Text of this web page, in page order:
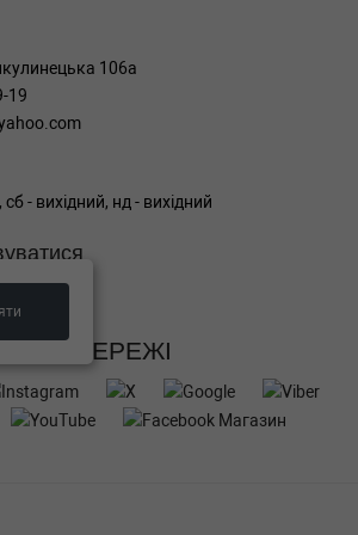
106а
19
- вихідний, нд - вихідний
СОЦ МЕРЕЖІ